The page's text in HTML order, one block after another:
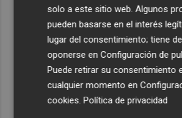
solo a este sitio web. Algunos
pueden basarse en el interés
lugar del consentimiento; tiene
oponerse enConfiguración de
Puede retirar su consentimiento
cualquier momento en
cookies.Política de privacidad